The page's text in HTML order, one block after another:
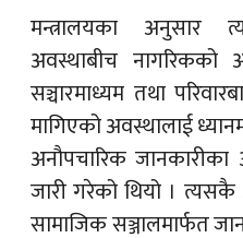
मन्त्रालयका अनुसार
अवस्थाबीच नागरिकको
सञ्चारमाध्यम तथा
मागिएको अवस्थालाई
अनौपचारिक जानकारीका
जारी गरेको थियो । त्यसकै
सामाजिक सञ्जालमार्फत